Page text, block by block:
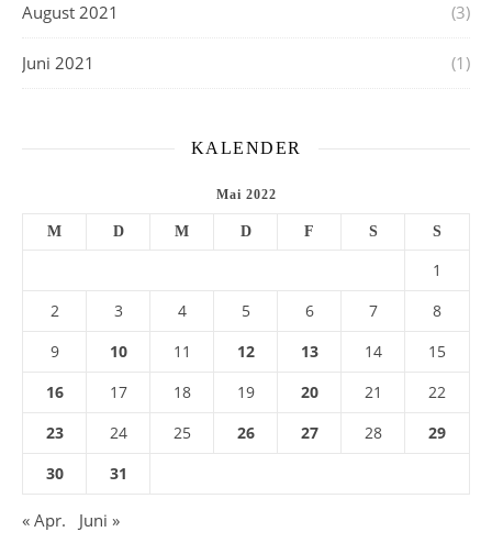
August 2021 (3)
Juni 2021 (1)
KALENDER
Mai 2022
M D M D F S S
1
2
3 4 5 6 7
8
9
10 11 12 13 14
15
16
17 18 19 20 21
22
23
24 25 26 27 28
29
30
31
« Apr. Juni »